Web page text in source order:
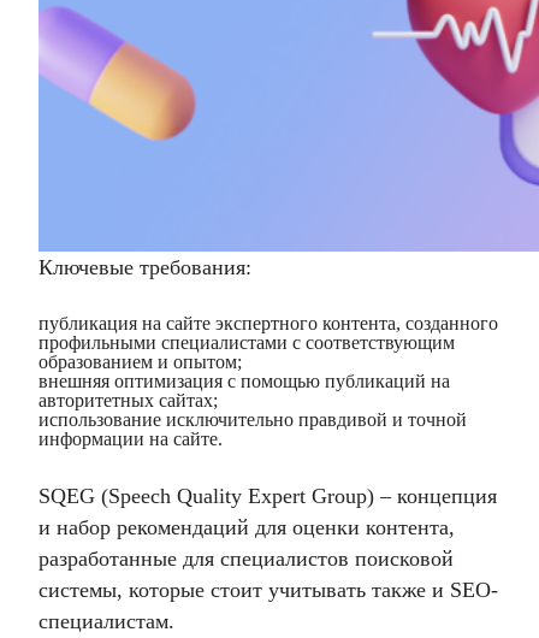
Ключевые требования:
публикация на сайте экспертного контента, созданного
профильными специалистами с соответствующим
образованием и опытом;
внешняя оптимизация с помощью публикаций на
авторитетных сайтах;
использование исключительно правдивой и точной
информации на сайте.
SQEG (Speech Quality Expert Group) – концепция
и набор рекомендаций для оценки контента,
разработанные для специалистов поисковой
системы, которые стоит учитывать также и SEO-
специалистам.